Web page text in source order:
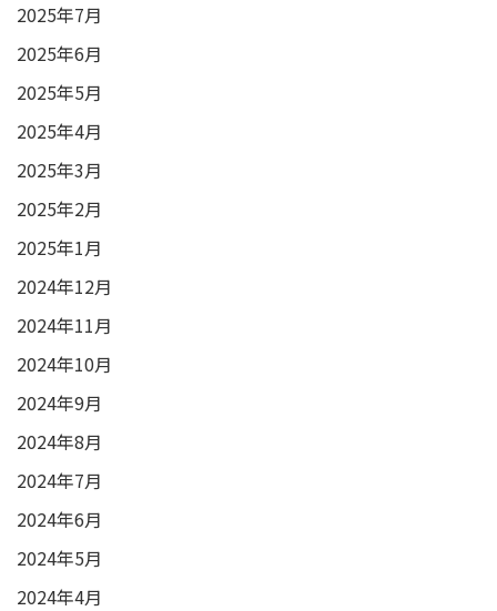
2025年7月
2025年6月
2025年5月
2025年4月
2025年3月
2025年2月
2025年1月
2024年12月
2024年11月
2024年10月
2024年9月
2024年8月
2024年7月
2024年6月
2024年5月
2024年4月